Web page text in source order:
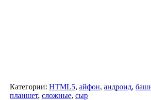
Категории: HTML5, айфон, андроид,
планшет, сложные, сыр